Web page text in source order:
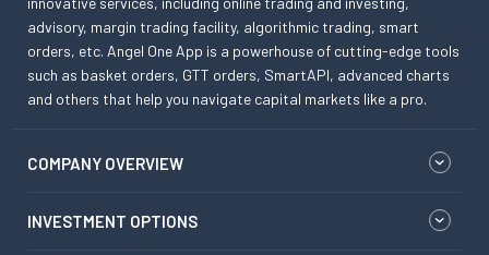
advisory, margin trading facility, algorithmic trading, smart
orders, etc. Angel One App is a powerhouse of cutting-edge tools
such as basket orders, GTT orders, SmartAPI, advanced charts
and others that help you navigate capital markets like a pro.
COMPANY OVERVIEW
INVESTMENT OPTIONS